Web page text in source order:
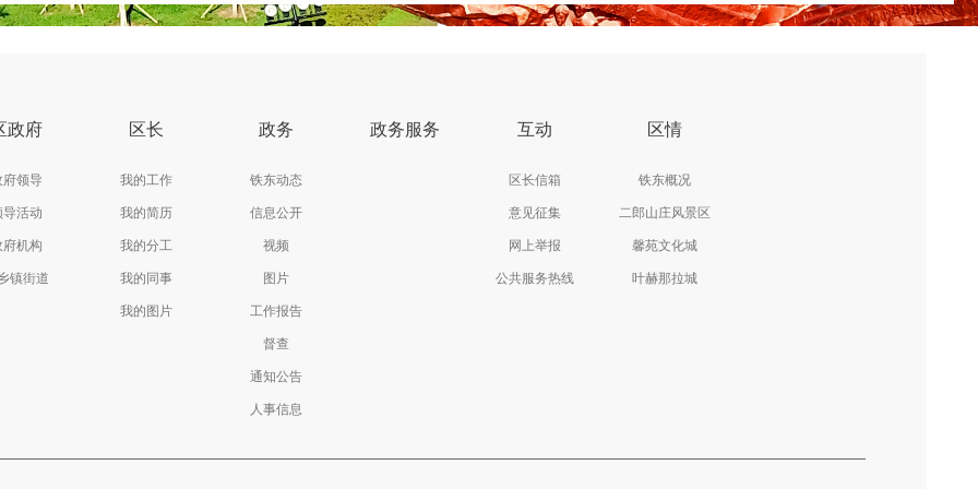
政府
府领导
导活动
府机构
镇街道
区长
我的工作
我的简历
我的分工
我的同事
我的图片
政务
铁东动态
信息公开
视频
图片
工作报告
督查
通知公告
人事信息
政务服务 互动
区长信箱
意见征集
网上举报
公共服务热线
区情
铁东概况
二郎山庄风景区
馨苑文化城
叶赫那拉城